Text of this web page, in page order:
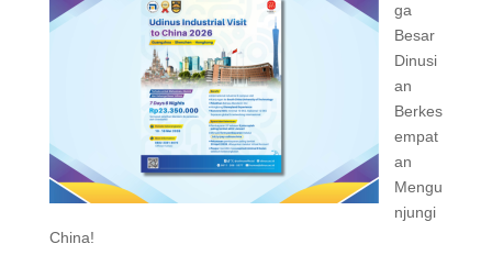
ga
Besar
Dinusi
an
Berkes
empat
an
Mengu
njungi
China!